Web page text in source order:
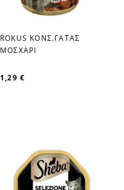
favorite_border
ROKUS ΚΟΝΣ.ΓΑΤΑΣ
ΜΟΣΧΑΡΙ
1,29 €